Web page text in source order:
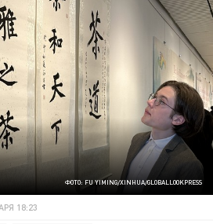
ФОТО: FU YIMING/XINHUA/GLOBALLOOKPRESS
18:23